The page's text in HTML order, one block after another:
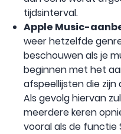
tijdsinterval.
Apple Music-
weer hetzelfde
beschouwen als je
beginnen met het
afspeellijsten die
Als gevolg hiervan
meerdere keren
vooral als de functie